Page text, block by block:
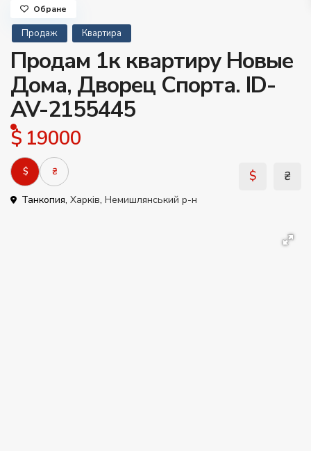
Продаж Квартира
Продам 1к квартиру Новые
Дома, Дворец Спорта. ID-
AV-2155445
$ 19000
$ ₴
Танкопия, Харків, Немишлянський р-н
Обране
$ ₴